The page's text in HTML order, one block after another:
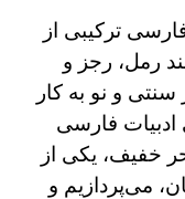
ترکیبی از
رمل، رجز و
و نو به کار
فارسی
خفیف، یکی از
می‌پردازیم و